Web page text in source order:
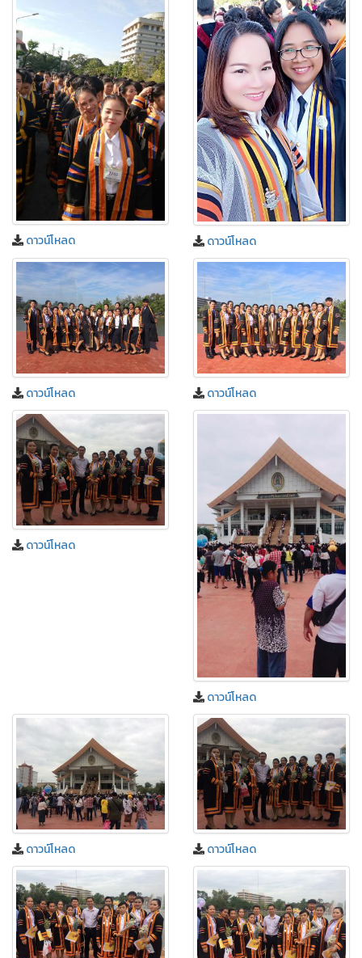
ดาวน์โหลด ดาวน์โหลด
ดาวน์โหลด ดาวน์โหลด
ดาวน์โหลด
ดาวน์โหลด
ดาวน์โหลด ดาวน์โหลด